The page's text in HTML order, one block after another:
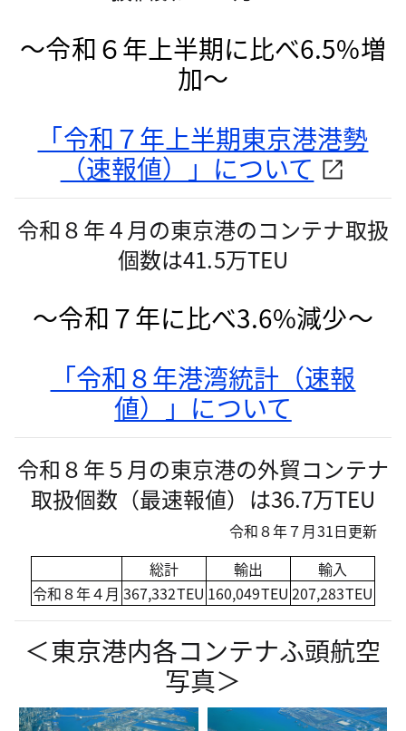
～令和６年上半期に比べ6.5%増
加～
「令和７年上半期東京港港勢
（速報値）」について
令和８年４月の東京港のコンテナ取扱
個数は41.5万TEU
～令和７年に比べ3.6%減少～
「令和８年港湾統計（速報
値）」について
令和８年５月の東京港の外貿コンテナ
取扱個数（最速報値）は36.7万TEU
令和８年７月31日更新
総計
輸出
輸入
令和８年４月 367,332TEU 160,049TEU 207,283TEU
＜東京港内各コンテナふ頭航空
写真＞